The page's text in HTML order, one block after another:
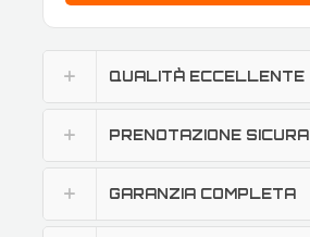
QUALITÀ ECCELLENTE
PRENOTAZIONE SICURA
GARANZIA COMPLETA